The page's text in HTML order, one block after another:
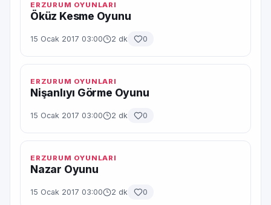
ERZURUM OYUNLARI
Öküz Kesme Oyunu
15 Ocak 2017 03:00 2 dk 0
ERZURUM OYUNLARI
Nişanlıyı Görme Oyunu
15 Ocak 2017 03:00 2 dk 0
ERZURUM OYUNLARI
Nazar Oyunu
15 Ocak 2017 03:00 2 dk 0